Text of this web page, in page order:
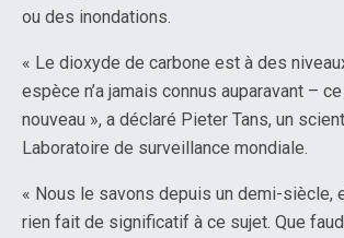
ou des inondations.
« Le dioxyde de carbone est à des
espèce n’a jamais connus auparavant – ce
nouveau », a déclaré Pieter Tans, un
Laboratoire de surveillance mondiale.
« Nous le savons depuis un demi-siècle,
rien fait de significatif à ce sujet. Que